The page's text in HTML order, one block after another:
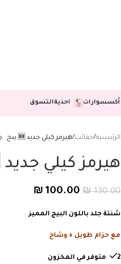
أكسسوارات احذيةالتسوق
الرئيسية حقائب هيرمز كيلي جديد 🆕 بيج
هيرمز كيلي جديد 🆕 بيج
₪130.00
₪ 100.00
شنتة جلد باللون البيج المميز
مع حزام طويل + وشاح
2 متوفر في المخزون